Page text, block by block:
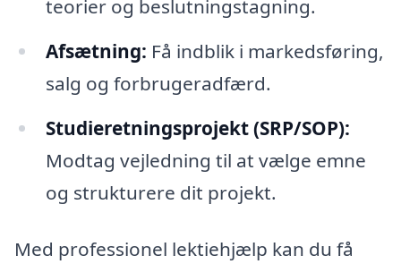
teorier og beslutningstagning.
Afsætning: Få indblik i markedsføring,
salg og forbrugeradfærd.
Studieretningsprojekt (SRP/SOP):
Modtag vejledning til at vælge emne
og strukturere dit projekt.
Med professionel lektiehjælp kan du få